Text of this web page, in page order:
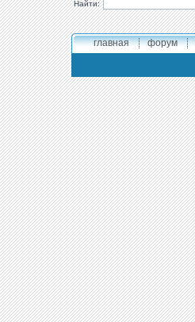
Найти:
главная форум